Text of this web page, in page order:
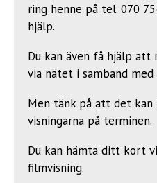
ring henne på tel. 070
hjälp.
Du kan även få hjälp
via nätet i samband med
Men tänk på att det
visningarna på terminen.
Du kan hämta ditt kort
filmvisning.